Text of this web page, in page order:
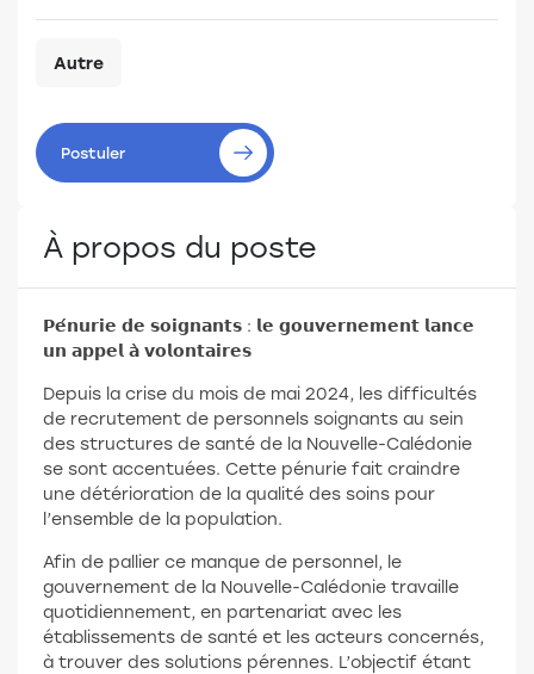
Autre
Postuler
À propos du poste
𝗣𝗲́𝗻𝘂𝗿𝗶𝗲 𝗱𝗲 𝘀𝗼𝗶𝗴𝗻𝗮𝗻𝘁𝘀 : 𝗹𝗲 𝗴𝗼𝘂𝘃𝗲𝗿𝗻𝗲𝗺𝗲𝗻𝘁 𝗹𝗮𝗻𝗰𝗲
𝘂𝗻 𝗮𝗽𝗽𝗲𝗹 𝗮̀ 𝘃𝗼𝗹𝗼𝗻𝘁𝗮𝗶𝗿𝗲𝘀
Depuis la crise du mois de mai 2024, les difficultés
de recrutement de personnels soignants au sein
des structures de santé de la Nouvelle-Calédonie
se sont accentuées. Cette pénurie fait craindre
une détérioration de la qualité des soins pour
l’ensemble de la population.
Afin de pallier ce manque de personnel, le
gouvernement de la Nouvelle-Calédonie travaille
quotidiennement, en partenariat avec les
établissements de santé et les acteurs concernés,
à trouver des solutions pérennes. L’objectif étant